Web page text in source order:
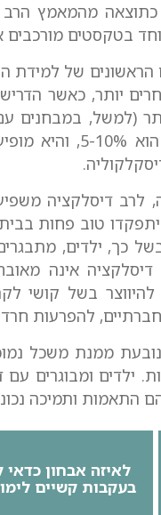
כתוצאה מהמאמץ הרב
בטקסטים מורכבים
של למידת
יותר, כאשר
(למשל, במבחנים
בדיסלקציה
לרב דיסלקציה
יתפקדו טוב פחות
כך, ילדים,
אינה
להיווצר בשל קושי
חברתיים, להפרעות
ממנת משכל
ילדים ומבוגרים עם
התאמות ותמיכה
לאיזה אבחון כדאי
בעקבות קשיים